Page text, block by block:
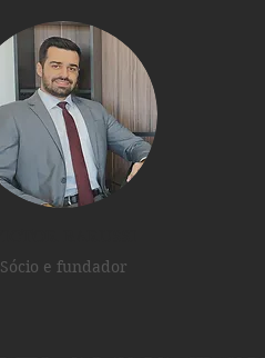
Sócio e fundador